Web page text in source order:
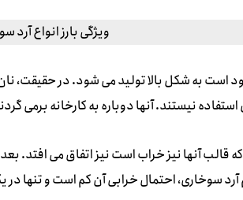
است به شکل بالا تولید می شود. در حقیقت،
استفاده نیستند. آنها دوباره به کارخانه برمی
قالب آنها نیز خراب است نیز اتفاق می افتد.
سوخاری، احتمال خرابی آن کم است و تنها